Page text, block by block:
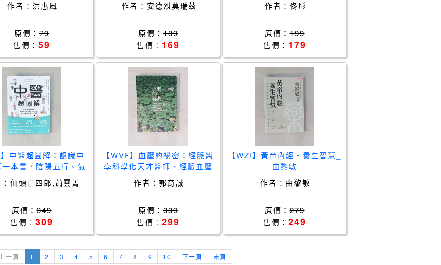
作者： 洪惠風
原價：79
售價： 59
作者： 安德烈莫瑞茲
原價：189
售價： 169
作者： 佟彤
原價：199
售價： 179
】中醫超圖解：認識中
本書，陰陽五行、氣
絡養生一次就懂(新裝
仙頭正四郎,蕭雲菁
原價：349
售價： 309
【WVF】血壓的祕密：經脈醫
學科學化天才醫師、經脈血壓
過血壓量測，取得十二經脈資
保健_
作者： 郭育誠
原價：339
售價： 299
【WZI】黃帝內經‧養生智慧_
曲黎敏
作者： 曲黎敏
原價：279
售價： 249
上一頁 1 2 3 4 5 6 7 8 9 10 下一頁 末頁